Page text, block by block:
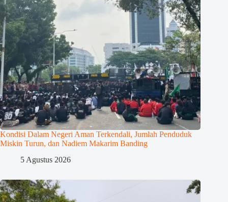
Kondisi Dalam Negeri Aman Terkendali, Jumlah Penduduk
Miskin Turun, dan Nadiem Makarim Banding
5 Agustus 2026